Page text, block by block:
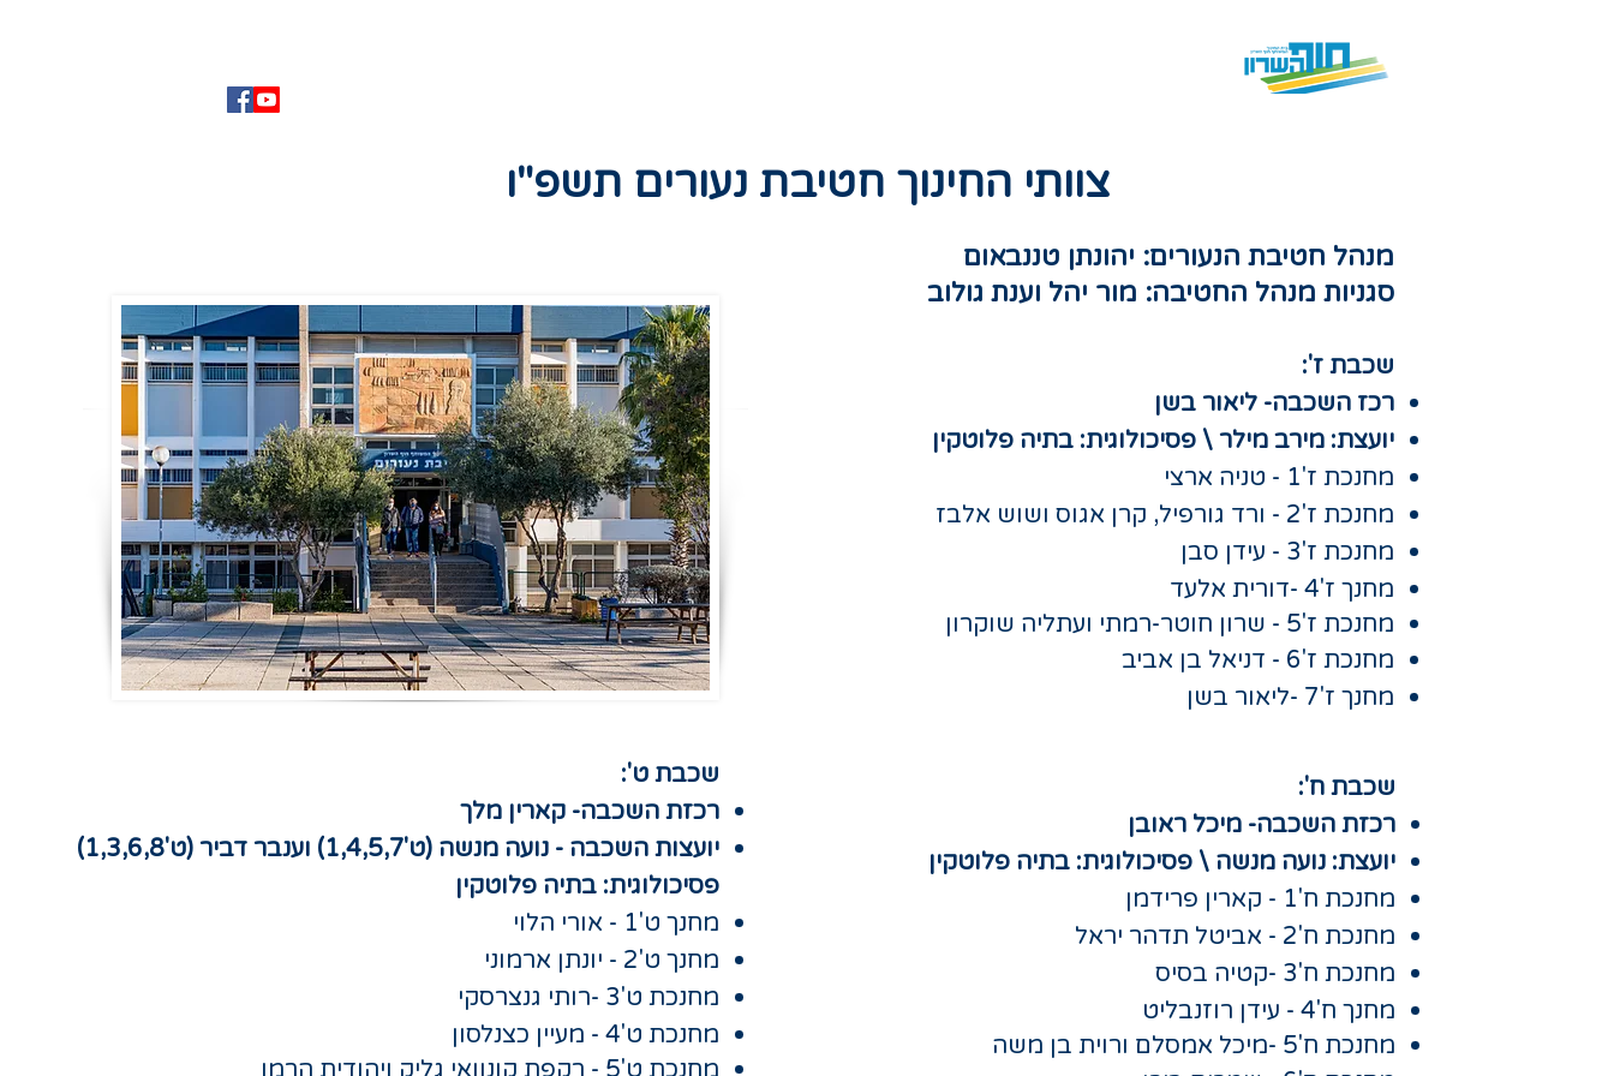
צוותי החינוך חטיבת נעורים תשפ"ו
מנהל חטיבת הנעורים: יהונתן טננבאום
סגניות מנהל החטיבה: מור יהל וענת גולוב
שכבת ז':​
רכז השכבה- ליאור בשן
יועצת: מירב מילר \ פסיכולוגית: בתיה פלוטקין
מחנכת ז'1 - טניה ארצי
מחנכת ז'2 - ורד גורפיל, קרן אגוס ושוש אלבז
מחנכת ז'3 - עידן סבן
מחנך ז'4 -דורית אלעד
מחנכת ז'5 - שרון חוטר-רמתי ועתליה שוקרון
מחנכת ז'6 - דניאל בן אביב
מחנך ז'7 -ליאור בשן
שכבת ט':​
רכזת השכבה- קארין מלך
יועצות השכבה - נועה מנשה (ט'1,4,5,7) וענבר דביר (ט'1,3,6,8)
פסיכולוגית: בתיה פלוטקין
מחנך ט'1 - אורי הלוי
מחנך ט'2 - יונתן ארמוני
מחנכת ט'3 -רותי גנצרסקי
מחנכת ט'4 - מעיין כצנלסון
מחנכת ט'5 - רקפת קונוואי גליק
ויהודית הרמן
שכבת ח':​
רכזת השכבה- מיכל ראובן
יועצת: נועה מנשה \ פסיכולוגית: בתיה פלוטקין
מחנכת ח'1 - קארין פרידמן
מחנכת ח'2 - אביטל תדהר יראל
מחנכת ח'3 -קטיה בסיס
מחנך ח'4 - עידן רוזנבליט
מחנכת ח'5 -מיכל אמסלם ורוית בן משה